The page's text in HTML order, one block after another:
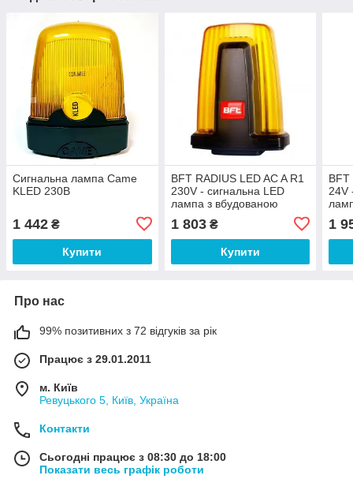
Сигнальна лампа Came
KLED 230В
1 442 ₴
Купити
BFT RADIUS LED AC A R1
230V - сигнальна LED
лампа з вбудованою
1 803₴
Купити
BFT
24V
1
Про нас
99% позитивних з 72 відгуків за рік
Працює з 29.01.2011
м. Київ
Ревуцького 5, Київ, Україна
Контакти
Сьогодні працює з 08:30 до 18:00
Показати весь графік роботи